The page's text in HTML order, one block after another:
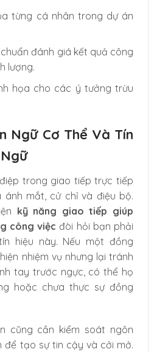
từng cá nhân trong dự án
đánh giá kết quả công
lượng.
họa cho các ý tưởng trừu
Ngữ Cơ Thể Và Tín
trong giao tiếp trực tiếp
mắt, cử chỉ và điệu bộ.
kỹ năng giao tiếp giúp
công việc đòi hỏi bạn phải
hiệu này. Nếu một đồng
nhiệm vụ nhưng lại tránh
tay trước ngực, có thể họ
hoặc chưa thực sự đồng
cũng cần kiểm soát ngôn
để tạo sự tin cậy và cởi mở.